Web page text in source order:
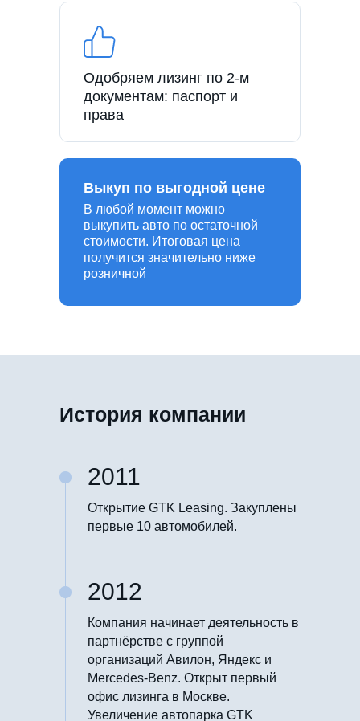
Одобряем лизинг по 2-м
документам: паспорт и
права
В любой момент можно
выкупить авто по остаточной
стоимости. Итоговая цена
получится значительно ниже
розничной
Выкуп по выгодной цене
История компании
2011
Открытие GTK Leasing. Закуплены
первые 10 автомобилей.
2012
Компания начинает деятельность в
партнёрстве с группой
организаций Авилон, Яндекс и
Mercedes-Benz. Открыт первый
офис лизинга в Москве.
Увеличение автопарка GTK